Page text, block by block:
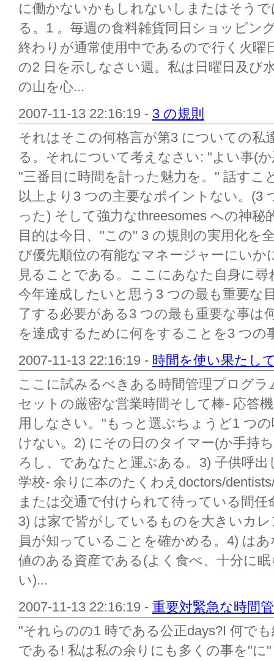
に働かないかもしれないしまたはそう
る。1 。毎週の食料雑貨同日ショッピン
終わりが通常使用中であるので行く火曜
の2 日を示しなさい週。私は日曜日及び
の山を心...
2007-11-13 22:16:19 - 3 の規則
それはそこの何格言が第3 についての私
る。それについて考えなさい: "よい事(
"三番目に時間を計った魅力を。" 話すこ
以上より3 つの主要なポイントない。(3
った) そして強力なthreesomes への神
目的は今日、"この" 3 の規則の実用化を
び優先順位の有能なマネージャーにい
見ることである。ここにあなた自身に
今年達成したいと思う3 つの最も重要な
了する必要がある3 つの最も重要な事は
を達成するために何をすることを3 つの
2007-11-13 22:16:19 - 時間を使い果たし
ここに試みるべきある時間管理プログ
セットの厳密な営業時間そして棒- 応答
用しなさい。"もっと選ぶちょうど1 つ
けない。2) にその日のタイマー(か手持
ろし、であなたと運ぶある。3) 子供呼
学校- 余りに本のたくわえdoctors/
または交通で付けられて待っている間
3) は家で皆がしているものを大きいカ
員が知っていることを確かめる。4) は
値のある資産である(よく食べ、十分に
い)...
2007-11-13 22:16:19 - 重要対緊急な時間
"それらのの1 時である公正days?I 何で
である! 私は私の余りにも多くの事を"